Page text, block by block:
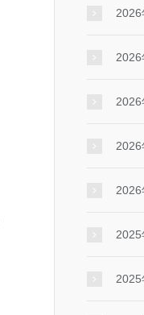
2026
2026
2026
2026
2026
2025
2025